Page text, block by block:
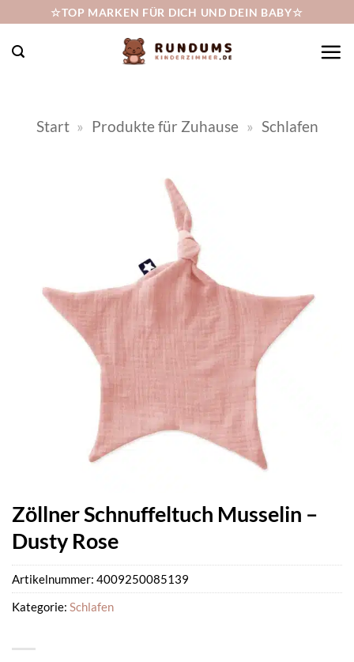
springen
☆TOP MARKEN FÜR DICH UND DEIN BABY☆
Start » Produkte für Zuhause » Schlafen
Zöllner Schnuffeltuch Musselin –
Dusty Rose
Artikelnummer: 4009250085139
Kategorie: Schlafen